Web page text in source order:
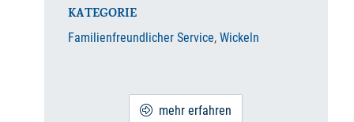
KATEGORIE
Familienfreundlicher Service, Wickeln
mehr erfahren